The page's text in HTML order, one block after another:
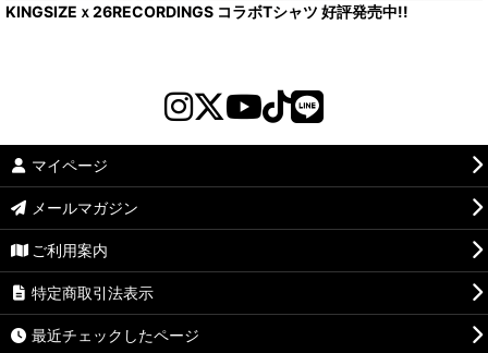
KINGSIZEｘ26RECORDINGS コラボTシャツ 好評発売中!!
マイページ
メールマガジン
ご利用案内
特定商取引法表示
最近チェックしたページ